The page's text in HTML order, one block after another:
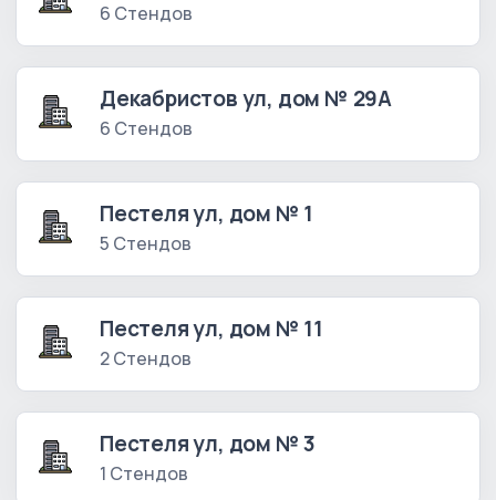
6 Стендов
Декабристов ул, дом № 29А
6 Стендов
Пестеля ул, дом № 1
5 Стендов
Пестеля ул, дом № 11
2 Стендов
Пестеля ул, дом № 3
1 Стендов